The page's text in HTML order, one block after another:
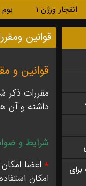
انفجار ورژن ۱ بوم
قوانین
قوانین و
مقررات ذکر
داشته و آن
شرایط و
* اعضا
امکان